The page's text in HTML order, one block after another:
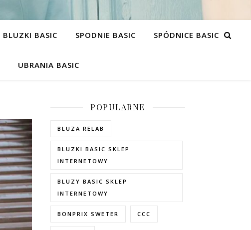
BLUZKI BASIC SPODNIE BASIC SPÓDNICE BASIC
UBRANIA BASIC
POPULARNE
BLUZA RELAB
BLUZKI BASIC SKLEP
INTERNETOWY
BLUZY BASIC SKLEP
INTERNETOWY
BONPRIX SWETER CCC